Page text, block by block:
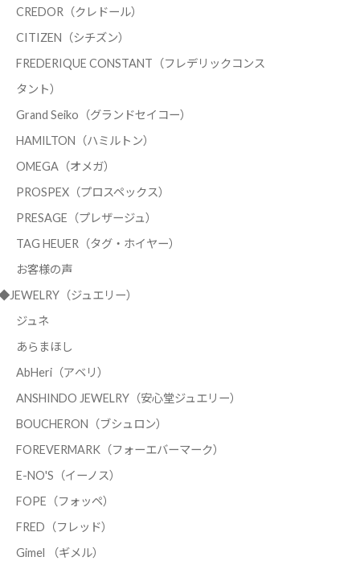
CREDOR（クレドール）
CITIZEN（シチズン）
FREDERIQUE CONSTANT（フレデリックコンス
タント）
Grand Seiko（グランドセイコー）
HAMILTON（ハミルトン）
OMEGA（オメガ）
PROSPEX（プロスペックス）
PRESAGE（プレザージュ）
TAG HEUER（タグ・ホイヤー）
お客様の声
（ジュエリー）
ジュネ
あらまほし
AbHeri（アベリ）
ANSHINDO JEWELRY（安心堂ジュエリー）
BOUCHERON（ブシュロン）
FOREVERMARK（フォーエバーマーク）
E-NO'S（イーノス）
FOPE（フォッペ）
FRED（フレッド）
Gimel （ギメル）